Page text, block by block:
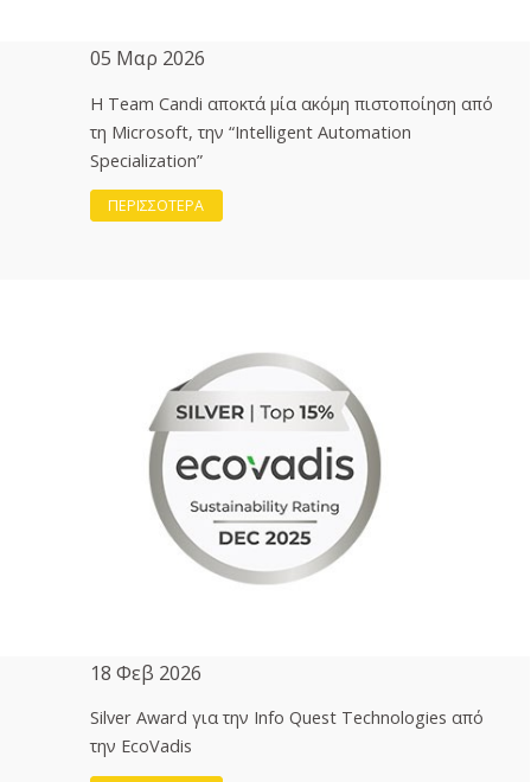
05 Μαρ 2026
H Team Candi αποκτά μία ακόμη πιστοποίηση από
τη Microsoft, την “Intelligent Automation
Specialization”
ΠΕΡΙΣΣΟΤΕΡΑ
18 Φεβ 2026
Silver Award για την Info Quest Technologies από
την EcoVadis